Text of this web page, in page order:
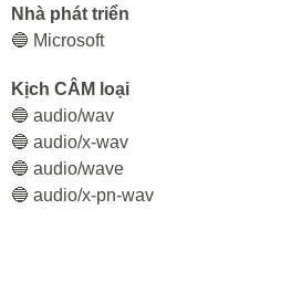
Nhà phát triển
🔵 Microsoft
Kịch CÂM loại
🔵 audio/wav
🔵 audio/x-wav
🔵 audio/wave
🔵 audio/x-pn-wav